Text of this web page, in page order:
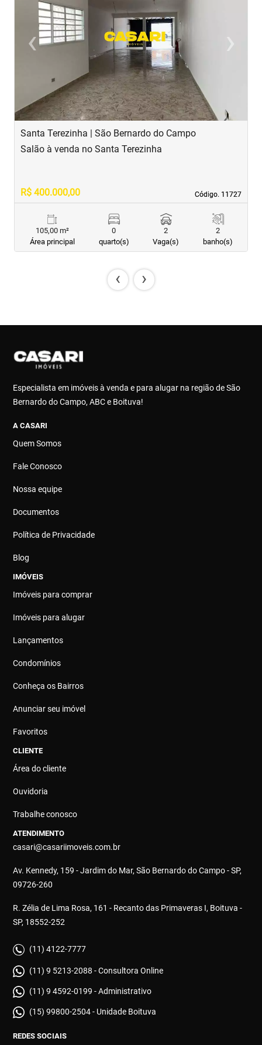
‹Previous ›Next
Santa Terezinha | São Bernardo do Campo
Código. 11727
Código. 11727
Salão à venda no Santa Terezinha
R$ 400.000,00
105,00 m²
Área principal
0
quarto(s)
2
Vaga(s)
2
banho(s)
‹ ›
Especialista em imóveis à venda e para alugar na região de São
Bernardo do Campo, ABC e Boituva!
A CASARI
Quem Somos
Fale Conosco
Nossa equipe
Documentos
Política de Privacidade
Blog
IMÓVEIS
Imóveis para comprar
Imóveis para alugar
Lançamentos
Condomínios
Conheça os Bairros
Anunciar seu imóvel
Favoritos
CLIENTE
Área do cliente
Ouvidoria
Trabalhe conosco
ATENDIMENTO
casari@casariimoveis.com.br
Av. Kennedy, 159 - Jardim do Mar, São Bernardo do Campo - SP,
09726-260
R. Zélia de Lima Rosa, 161 - Recanto das Primaveras I, Boituva -
SP, 18552-252
(11) 4122-7777
(11) 9 5213-2088 - Consultora Online
(11) 9 4592-0199 - Administrativo
(15) 99800-2504 - Unidade Boituva
REDES SOCIAIS